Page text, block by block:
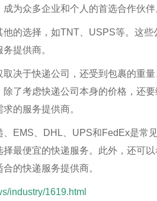
为众多企业和个人的首选合作伙伴
的选择，如TNT、USPS等。这
提供商。
决于快递公司，还受到包裹的重
了考虑快递公司本身的价格，还
的服务提供商。
EMS、DHL、UPS和FedEx是常
最便宜的快递服务。此外，还可
的快递服务提供商。
industry/1619.html